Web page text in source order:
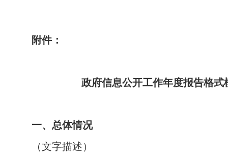
附件：
政府信息公开工作年度报告格式
一、总体情况
（文字描述）